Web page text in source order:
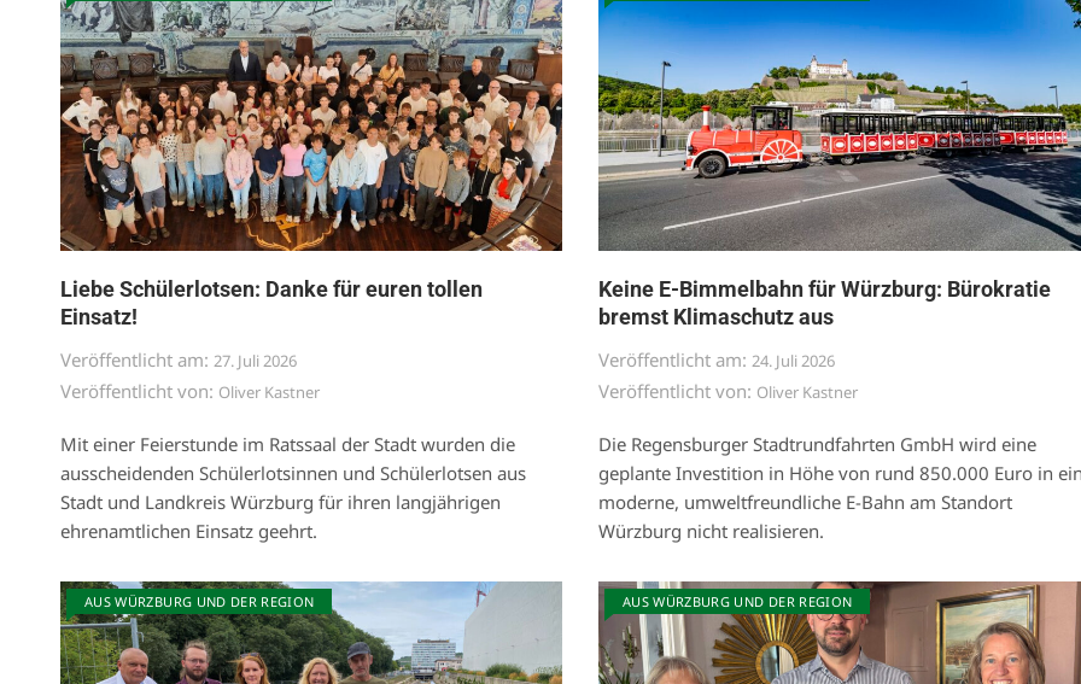
Liebe Schülerlotsen: Danke für euren tollen
Einsatz!
Veröffentlicht am: 27. Juli 2026
Veröffentlicht von: Oliver Kastner
Mit einer Feierstunde im Ratssaal der Stadt wurden die
ausscheidenden Schülerlotsinnen und Schülerlotsen aus
Stadt und Landkreis Würzburg für ihren langjährigen
ehrenamtlichen Einsatz geehrt.
Keine E-Bimmelbahn für Würzburg: Bürokratie
bremst Klimaschutz aus
Veröffentlicht am: 24. Juli 2026
Veröffentlicht von: Oliver Kastner
Die Regensburger Stadtrundfahrten GmbH wird eine
geplante Investition in Höhe von rund 850.000 Euro in
moderne, umweltfreundliche E-Bahn am Standort
Würzburg nicht realisieren.
AUS WÜRZBURG UND DER REGION AUS WÜRZBURG UND DER REGION